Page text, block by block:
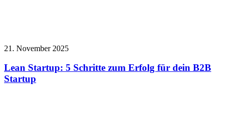
21. November 2025
Lean Startup: 5 Schritte zum Erfolg für dein B2B
Startup